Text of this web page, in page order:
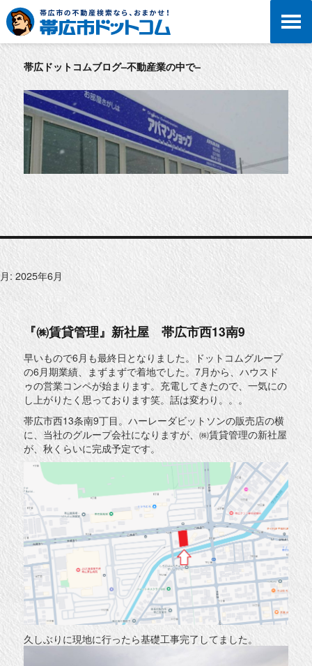
帯広ドットコムブログ–不動産業の中で–
月: 2025年6月
『㈱賃貸管理』新社屋 帯広市西13南9
早いもので6月も最終日となりました。ドットコムグループ
の6月期業績、まずまずで着地でした。7月から、ハウスド
ゥの営業コンペが始まります。充電してきたので、一気にの
し上がりたく思っております笑。話は変わり。。。
帯広市西13条南9丁目。ハーレーダビットソンの販売店の横
に、当社のグループ会社になりますが、㈱賃貸管理の新社屋
が、秋くらいに完成予定です。
久しぶりに現地に行ったら基礎工事完了してました。